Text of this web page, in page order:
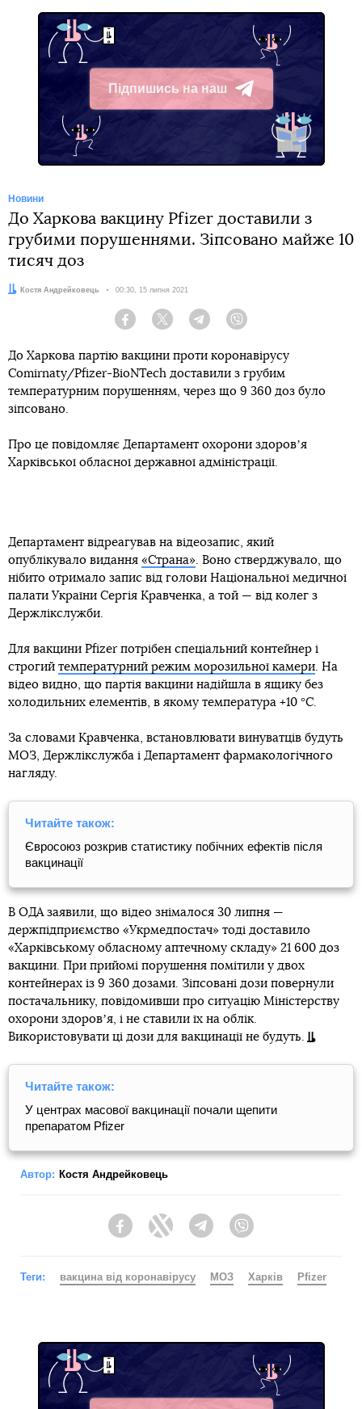
Підпишись на наш
Telegram
Новини
До Харкова вакцину Pfizer доставили з
грубими порушеннями. Зіпсовано майже 10
тисяч доз
Автор:Костя Андрейковець Дата:
00:30, 15 липня 2021
Facebook Twitter Telegram
До Харкова партію вакцини проти коронавірусу
Comirnaty/Pfizer-BioNTech доставили з грубим
температурним порушенням, через що 9 360 доз було
зіпсовано.
Про це повідомляє Департамент охорони здоровʼя
Харківської обласної державної адміністрації.
Департамент відреагував на відеозапис, який
опублікувало видання «Страна». Воно стверджувало, що
нібито отримало запис від голови Національної медичної
палати України Сергія Кравченка, а той — від колег з
Держлікслужби.
Для вакцини Pfizer потрібен спеціальний контейнер і
строгий температурний режим морозильної камери. На
відео видно, що партія вакцини надійшла в ящику без
холодильних елементів, в якому температура +10 °C.
За словами Кравченка, встановлювати винуватців будуть
МОЗ, Держлікслужба і Департамент фармакологічного
нагляду.
Читайте також:
Євросоюз розкрив статистику побічних ефектів після
вакцинації
В ОДА заявили, що відео знімалося 30 липня —
держпідприємство «Укрмедпостач» тоді доставило
«Харківському обласному аптечному складу» 21 600 доз
вакцини. При прийомі порушення помітили у двох
контейнерах із 9 360 дозами. Зіпсовані дози повернули
постачальнику, повідомивши про ситуацію Міністерству
охорони здоровʼя, і не ставили їх на облік.
Використовувати ці дози для вакцинації не будуть.
Читайте також:
У центрах масової вакцинації почали щепити
препаратом Pfizer
Автор: Костя Андрейковець
FacebookTwitter Telegram
Теги: вакцина від коронавірусу МОЗ Харків Pfizer